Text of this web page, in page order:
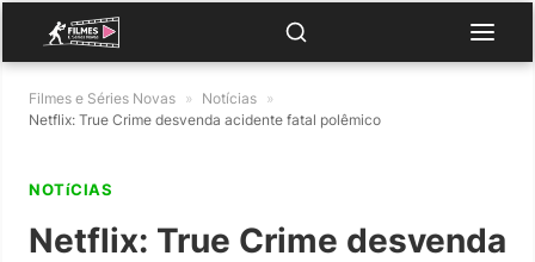
Filmes e Séries Novas » Notícias »
Netflix: True Crime desvenda acidente fatal polêmico
NOTíCIAS
Netflix: True Crime desvenda